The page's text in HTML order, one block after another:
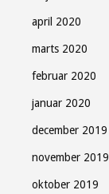
april 2020
marts 2020
februar 2020
januar 2020
december 2019
november 2019
oktober 2019